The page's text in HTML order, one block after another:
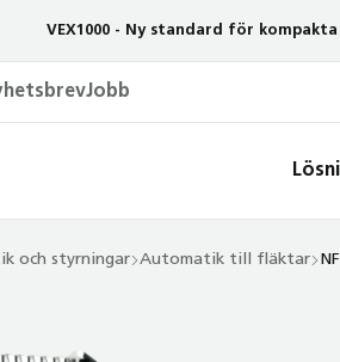
VEX1000 - Ny standard för
Jobb
och styrningar Automatik till fläktar